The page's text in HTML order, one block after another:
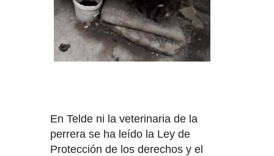
NIEVES GARCÍA, "MUJER
MEDICINA": EL CAOS PUEDE
DOCTOR ARENCIBIA:"ESTILO
EDUCATIVO PARENTAL: AFECTO-
En Telde ni la veterinaria de la
perrera se ha leído la Ley de
Protección de los derechos y el